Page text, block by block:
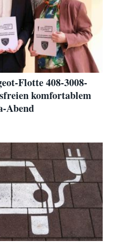
Flotte 408-3008-
komfortablem
Abend